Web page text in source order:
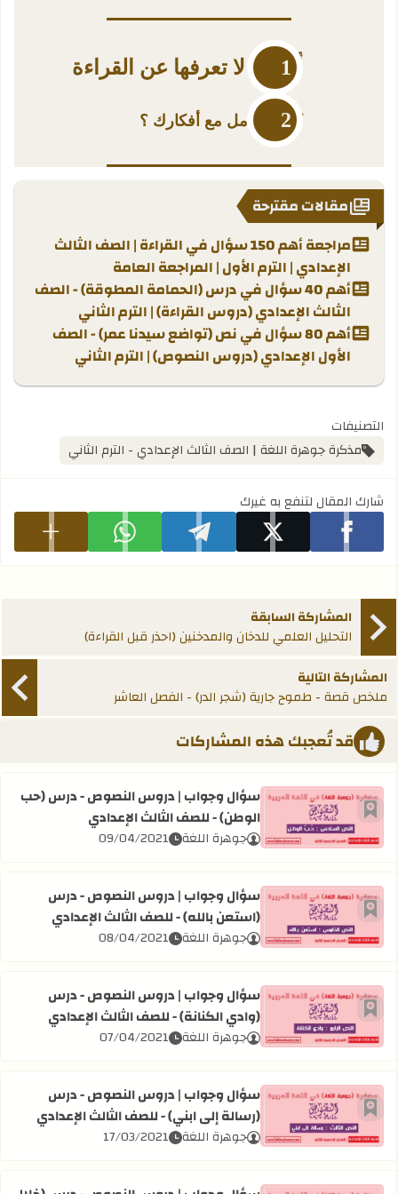
أسرار لا تعرفها عن القراءة
كيف تتعامل مع أفكارك ؟
مقالات مقترحة
مراجعة أهم 150 سؤال في القراءة | الصف الثالث
الإعدادي | الترم الأول | المراجعة العامة
أهم 40 سؤال في درس (الحمامة المطوقة) - الصف
الثالث الإعدادي (دروس القراءة) | الترم الثاني
أهم 80 سؤال في نص (تواضع سيدنا عمر) - الصف
الأول الإعدادي (دروس النصوص) | الترم الثاني
التصنيفات
مذكرة جوهرة اللغة | الصف الثالث الإعدادي - الترم الثاني
شارك المقال لتنفع به غيرك
شارك على facebook
شارك على x شارك على telegram شارك على whatsapp عرض
المشاركة السابقة
التحليل العلمي للدخان والمدخنين (احذر قبل القراءة)
المشاركة التالية
ملخص قصة - طموح جارية (شجر الدر) - الفصل العاشر
قد تُعجبك هذه المشاركات
أضف إلى العلامات المرجعية
اقرأ المزيد عن سؤال وجواب | دروس النصوص - درس (حب
سؤال وجواب | دروس النصوص - درس (حب
الوطن) - للصف الثالث الإعدادي
جوهرة اللغة 09/04/2021
أضف إلى العلامات المرجعية
اقرأ المزيد عن سؤال وجواب | دروس النصوص - درس (استعن
سؤال وجواب | دروس النصوص - درس
(استعن بالله) - للصف الثالث الإعدادي
جوهرة اللغة 08/04/2021
أضف إلى العلامات المرجعية
اقرأ المزيد عن سؤال وجواب | دروس النصوص - درس (وادي
سؤال وجواب | دروس النصوص - درس
(وادي الكنانة) - للصف الثالث الإعدادي
جوهرة اللغة 07/04/2021
أضف إلى العلامات المرجعية
اقرأ المزيد عن سؤال وجواب | دروس النصوص - درس (رسالة
سؤال وجواب | دروس النصوص - درس
(رسالة إلى ابني) - للصف الثالث الإعدادي
جوهرة اللغة 17/03/2021